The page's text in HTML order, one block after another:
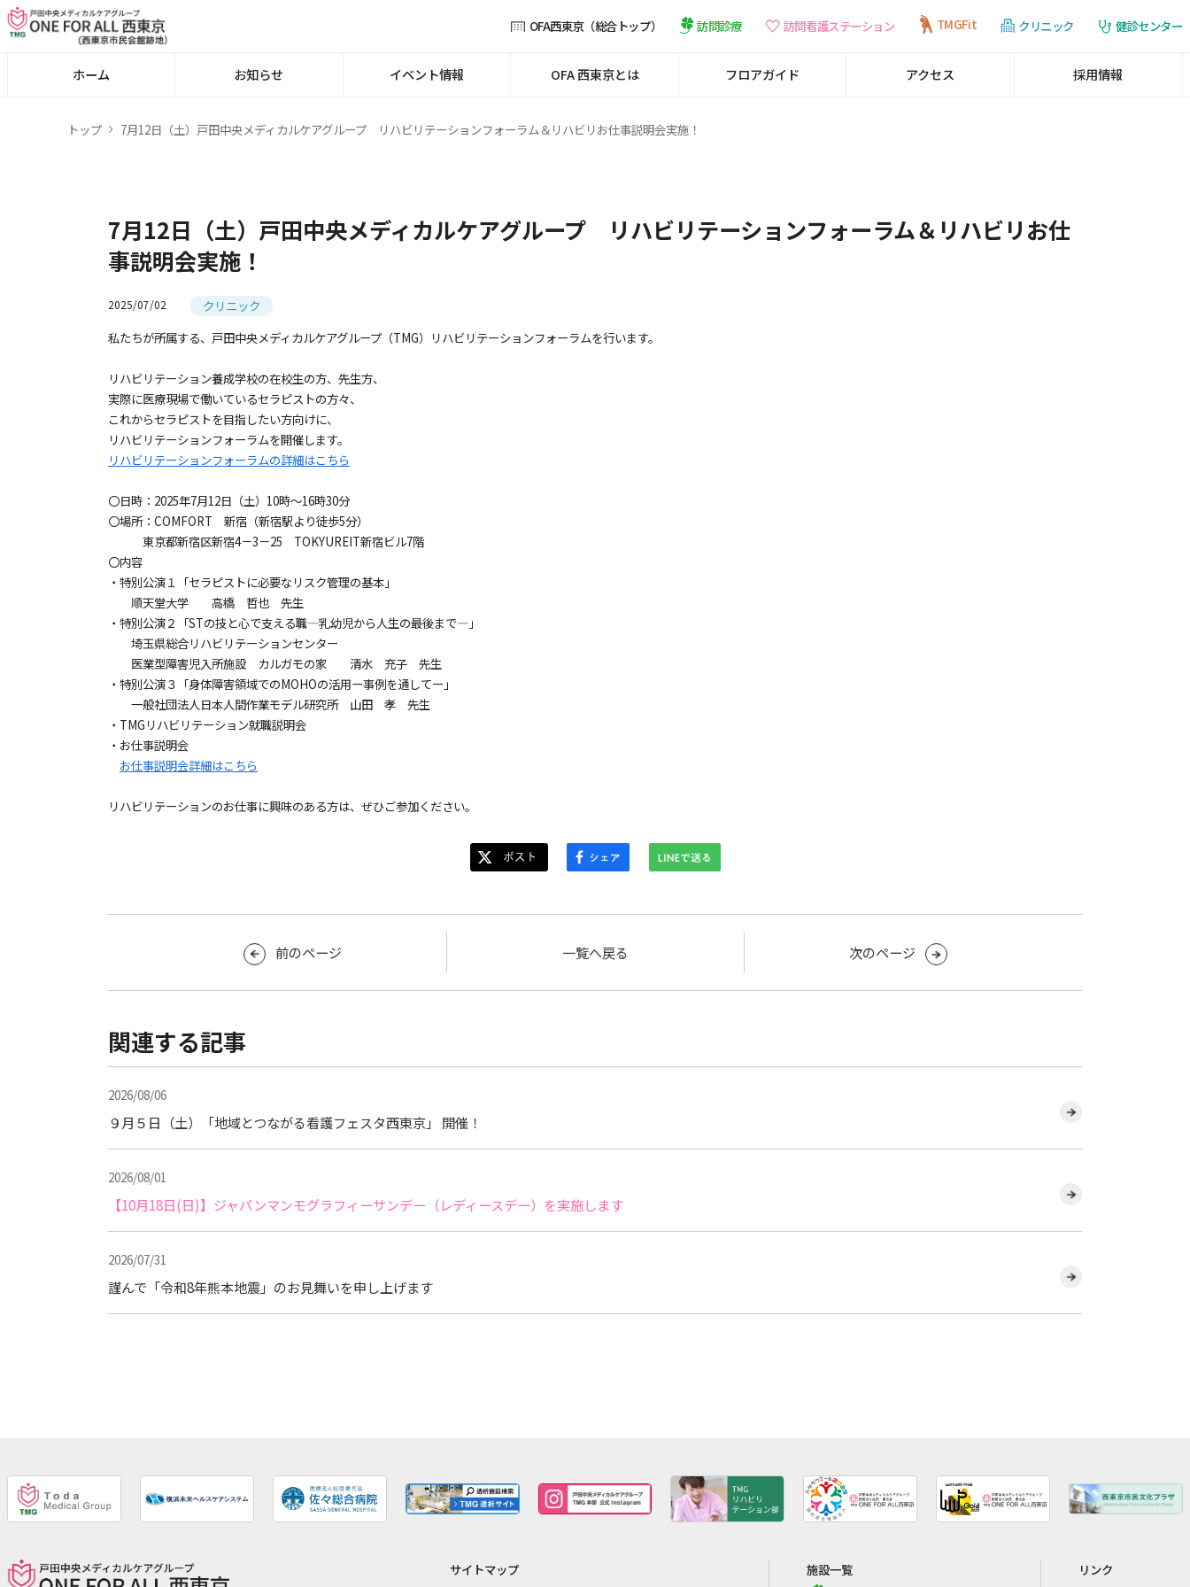
OFA西東京（総合トップ） 訪問診療 訪問看護ステーション TMGFit クリニック 健診センター
ホーム お知らせ イベント情報 OFA 西東京とは フロアガイド アクセス 採用情報
トップ 7月12日（土）戸田中央メディカルケアグループ リハビリテーションフォーラム＆リハビリお仕事説明会実施！
7月12日（土）戸田中央メディカルケアグループ リハビリテーションフォーラム＆リハビリお仕
事説明会実施！
2025/07/02
クリニック
私たちが所属する、戸田中央メディカルケアグループ（TMG）リハビリテーションフォーラムを行います。
リハビリテーション養成学校の在校生の方、先生方、
実際に医療現場で働いているセラピストの方々、
これからセラピストを目指したい方向けに、
リハビリテーションフォーラムを開催します。
リハビリテーションフォーラムの詳細はこちら
〇日時：2025年7月12日（土）10時～16時30分
〇場所：COMFORT 新宿（新宿駅より徒歩5分）
東京都新宿区新宿4－3－25 TOKYUREIT新宿ビル7階
〇内容
・特別公演１「セラピストに必要なリスク管理の基本」
順天堂大学 高橋 哲也 先生
・特別公演２「STの技と心で支える職―乳幼児から人生の最後まで―」
埼玉県総合リハビリテーションセンター
医業型障害児入所施設 カルガモの家 清水 充子 先生
・特別公演３「身体障害領域でのMOHOの活用ー事例を通してー」
一般社団法人日本人間作業モデル研究所 山田 孝 先生
・TMGリハビリテーション就職説明会
・お仕事説明会
お仕事説明会詳細はこちら
リハビリテーションのお仕事に興味のある方は、ぜひご参加ください。
前のページ 一覧へ戻る 次のページ
関連する記事
2026/08/06
９月５日（土）「地域とつながる看護フェスタ西東京」 開催！
2026/08/01
【10月18日(日)】ジャパンマンモグラフィーサンデー（レディースデー）を実施します
2026/07/31
謹んで「令和8年熊本地震」のお見舞いを申し上げます
サイトマップ
施設一覧
リンク